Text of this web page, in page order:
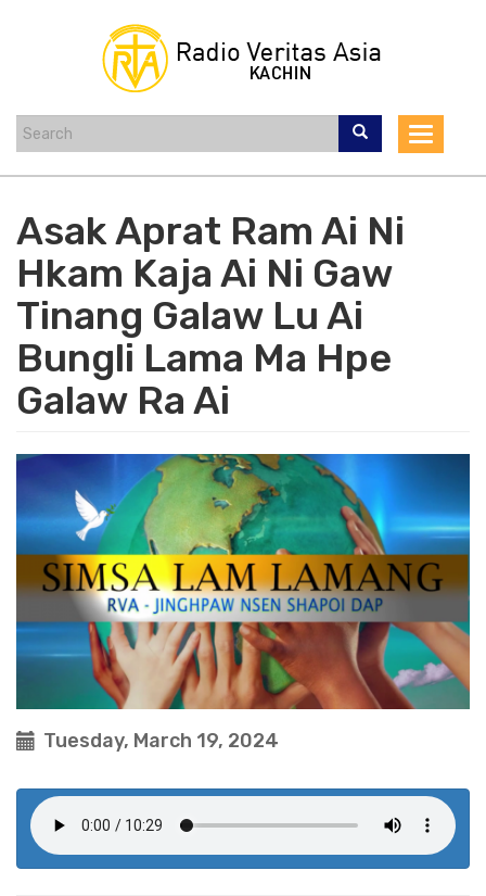
Toggle
Asak Aprat Ram Ai Ni
Hkam Kaja Ai Ni Gaw
Tinang Galaw Lu Ai
Bungli Lama Ma Hpe
Galaw Ra Ai
Tuesday, March 19, 2024